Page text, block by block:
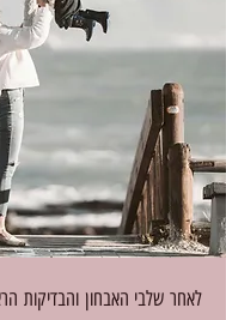
לאחר שלבי האבחון והבדיקות